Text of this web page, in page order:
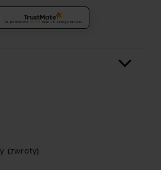
Na podstawie 6036 opinii z całego okresu
(zwroty)